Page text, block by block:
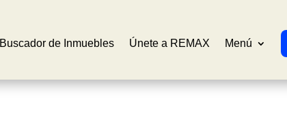
Buscador de Inmuebles Únete a REMAX Menú